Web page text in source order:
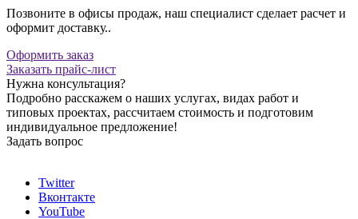
Позвоните в офисы продаж, наш специалист сделает расчет и
оформит доставку..
Оформить заказ
Заказать прайс-лист
Нужна консультация?
Подробно расскажем о наших услугах, видах работ и
типовых проектах, рассчитаем стоимость и подготовим
индивидуальное предложение!
Задать вопрос
Twitter
Вконтакте
YouTube